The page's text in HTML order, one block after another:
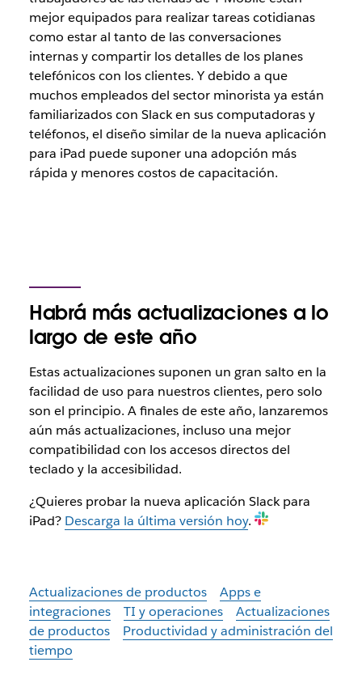
mejor equipados para realizar tareas cotidianas
como estar al tanto de las conversaciones
internas y compartir los detalles de los planes
telefónicos con los clientes. Y debido a que
muchos empleados del sector minorista ya están
familiarizados con Slack en sus computadoras y
teléfonos, el diseño similar de la nueva aplicación
para iPad puede suponer una adopción más
rápida y menores costos de capacitación.
Habrá más actualizaciones a lo
largo de este año
Estas actualizaciones suponen un gran salto en la
facilidad de uso para nuestros clientes, pero solo
son el principio. A finales de este año, lanzaremos
aún más actualizaciones, incluso una mejor
compatibilidad con los accesos directos del
teclado y la accesibilidad.
¿Quieres probar la nueva aplicación Slack para
iPad? Descarga la última versión hoy.
Actualizaciones de productos
Apps e
integraciones
TI y operaciones
Actualizaciones
de productos
Productividad y administración del
tiempo